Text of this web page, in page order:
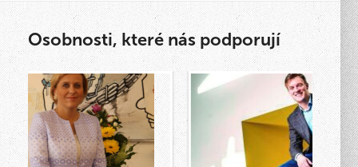
Osobnosti, které nás podporují